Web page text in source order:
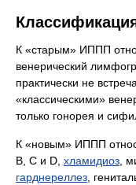
К «старым» ИППП
венерический
практически не
«классическими»
только гонорея и
К «новым» ИППП
B, C и D, хламидиоз ,
гарднереллез ,